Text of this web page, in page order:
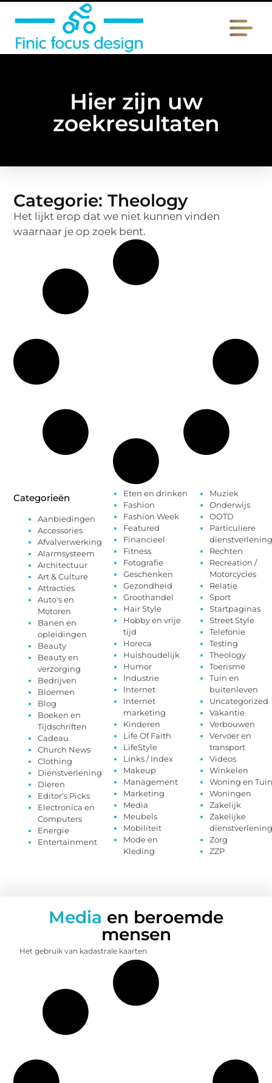
Hier zijn uw
zoekresultaten
Categorie: Theology
Het lijkt erop dat we niet kunnen vinden
waarnaar je op zoek bent.
Categorieën
Aanbiedingen
Accessories
Afvalverwerking
Alarmsysteem
Architectuur
Art & Culture
Attracties
Auto's en
Motoren
Banen en
opleidingen
Beauty
Beauty en
verzorging
Bedrijven
Bloemen
Blog
Boeken en
Tijdschriften
Cadeau
Church News
Clothing
Dienstverlening
Dieren
Editor's Picks
Electronica en
Computers
Energie
Entertainment
Eten en drinken
Fashion
Fashion Week
Featured
Financieel
Fitness
Fotografie
Geschenken
Gezondheid
Groothandel
Hair Style
Hobby en vrije
tijd
Horeca
Huishoudelijk
Humor
Industrie
Internet
Internet
marketing
Kinderen
Life Of Faith
LifeStyle
Links / Index
Makeup
Management
Marketing
Media
Meubels
Mobiliteit
Mode en
Kleding
Muziek
Onderwijs
OOTD
Particuliere
dienstverlening
Rechten
Recreation /
Motorcycles
Relatie
Sport
Startpaginas
Street Style
Telefonie
Testing
Theology
Toerisme
Tuin en
buitenleven
Uncategorized
Vakantie
Verbouwen
Vervoer en
transport
Videos
Winkelen
Woning en Tuin
Woningen
Zakelijk
Zakelijke
dienstverlening
Zorg
ZZP
Media en beroemde
mensen
Het gebruik van kadastrale kaarten